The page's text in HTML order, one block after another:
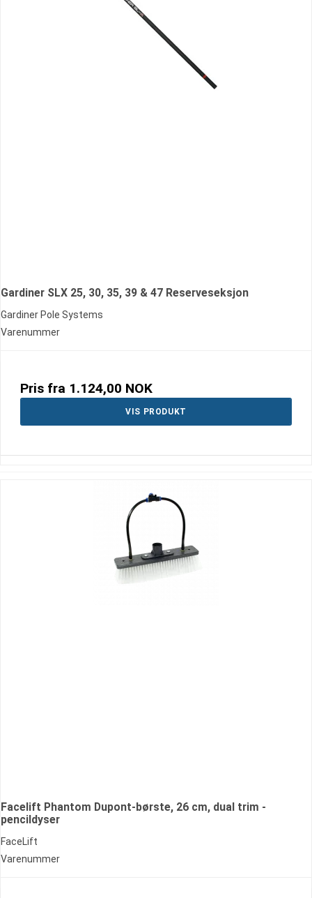
Gardiner SLX 25, 30, 35, 39 & 47 Reserveseksjon
Gardiner Pole Systems
Varenummer
Pris fra 1.124,00 NOK
VIS PRODUKT
Facelift Phantom Dupont-børste, 26 cm, dual trim -
pencildyser
FaceLift
Varenummer